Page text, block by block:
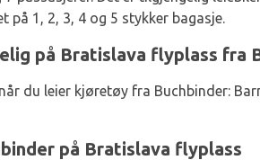
på 1, 2, 3, 4 og 5 stykker bagasje.
på Bratislava flyplass fra
du leier kjøretøy fra Buchbinder:
på Bratislava flyplass